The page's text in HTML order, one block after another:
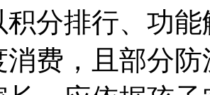
积分排行、功
消费，且部分